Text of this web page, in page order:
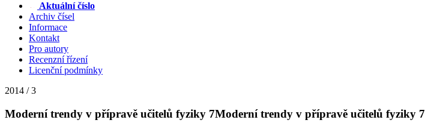
Aktuální číslo
Archiv čísel
Informace
Kontakt
Pro autory
Recenzní řízení
Licenční podmínky
2014 / 3
Moderní trendy v přípravě učitelů fyziky 7Moderní trendy v přípravě učitelů fyziky 7